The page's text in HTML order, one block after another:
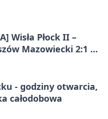
Wisła Płock II –
Mazowiecki 2:1 w
- godziny otwarcia,
całodobowa